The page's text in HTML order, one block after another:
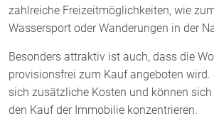
zahlreiche Freizeitmöglichkeiten, wie
Wassersport oder Wanderungen in der
Besonders attraktiv ist auch, dass die
provisionsfrei zum Kauf angeboten wird.
sich zusätzliche Kosten und können
den Kauf der Immobilie konzentrieren.